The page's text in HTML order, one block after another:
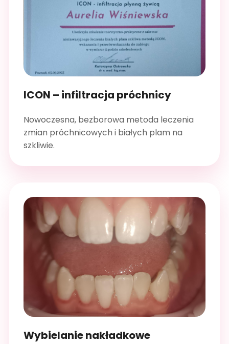
ICON – infiltracja próchnicy
Nowoczesna, bezborowa metoda leczenia
zmian próchnicowych i białych plam na
szkliwie.
Wybielanie nakładkowe